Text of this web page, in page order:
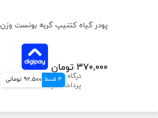
پودر گیاه کتنیپ گربه بونست وزن 20 گرم
۳۷۰,۰۰۰ تومان
4 قسط 92,500 تومانی